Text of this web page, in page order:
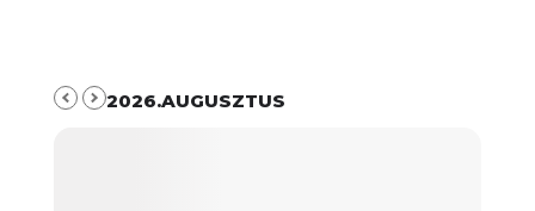
2026.AUGUSZTUS